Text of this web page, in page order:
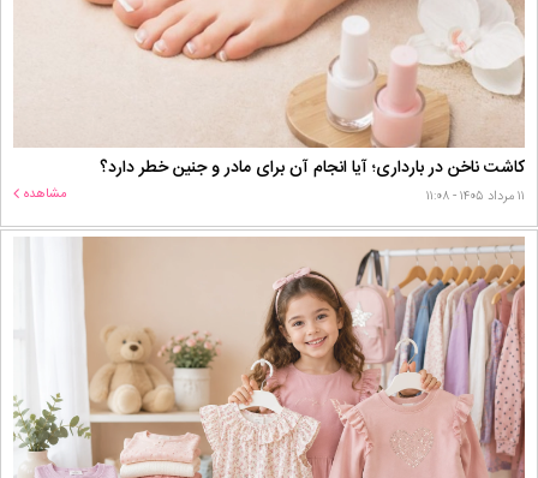
کاشت ناخن در بارداری؛ آیا انجام آن برای مادر و جنین خطر دارد؟
۱۱ مرداد ۱۴۰۵ - ۱۱:۰۸ مشاهده